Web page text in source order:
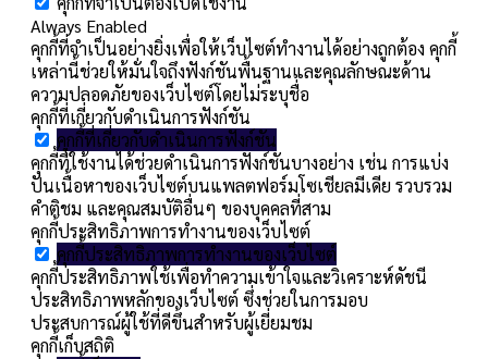
Always Enabled
คุกกี้ที่จำเป็นอย่างยิ่งเพื่อให้เว็บไซต์ทำงานได้อย่างถูกต้อง คุกกี้
เหล่านี้ช่วยให้มั่นใจถึงฟังก์ชันพื้นฐานและคุณลักษณะด้าน
ความปลอดภัยของเว็บไซต์โดยไม่ระบุชื่อ
คุกกี้ที่เกี่ยวกับดำเนินการฟังก์ชัน
คุกกี้ที่เกี่ยวกับดำเนินการฟังก์ชัน
คุกกี้ที่ใช้งานได้ช่วยดำเนินการฟังก์ชันบางอย่าง เช่น การแบ่ง
ปันเนื้อหาของเว็บไซต์บนแพลตฟอร์มโซเชียลมีเดีย รวบรวม
คำติชม และคุณสมบัติอื่นๆ ของบุคคลที่สาม
คุกกี้ประสิทธิภาพการทำงานของเว็บไซต์
คุกกี้ประสิทธิภาพการทำงานของเว็บไซต์
คุกกี้ประสิทธิภาพใช้เพื่อทำความเข้าใจและวิเคราะห์ดัชนี
ประสิทธิภาพหลักของเว็บไซต์ ซึ่งช่วยในการมอบ
ประสบการณ์ผู้ใช้ที่ดีขึ้นสำหรับผู้เยี่ยมชม
คุกกี้เก็บสถิติ